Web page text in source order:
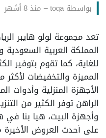
بواسطةtoqa
– منذ 8 أشهر
تعد مجموعة لولو هايبر
المملكة العربية
للغاية، كما تقوم بتوفير
المميزة والتخفيضات
الأجهزة المنزلية وأدوات
الراهن توفر الكثير من
وأجهزة البيت، هيا بنا
على أحدث العروض الأخيرة